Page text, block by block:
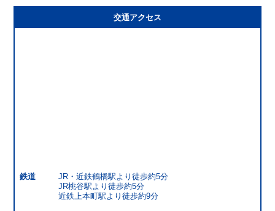
交通アクセス
鉄道
JR・近鉄鶴橋駅より徒歩約5分
JR桃谷駅より徒歩約5分
近鉄上本町駅より徒歩約9分